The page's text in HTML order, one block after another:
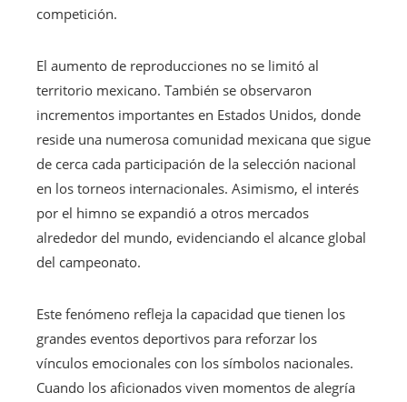
competición.
El aumento de reproducciones no se limitó al
territorio mexicano. También se observaron
incrementos importantes en Estados Unidos, donde
reside una numerosa comunidad mexicana que sigue
de cerca cada participación de la selección nacional
en los torneos internacionales. Asimismo, el interés
por el himno se expandió a otros mercados
alrededor del mundo, evidenciando el alcance global
del campeonato.
Este fenómeno refleja la capacidad que tienen los
grandes eventos deportivos para reforzar los
vínculos emocionales con los símbolos nacionales.
Cuando los aficionados viven momentos de alegría